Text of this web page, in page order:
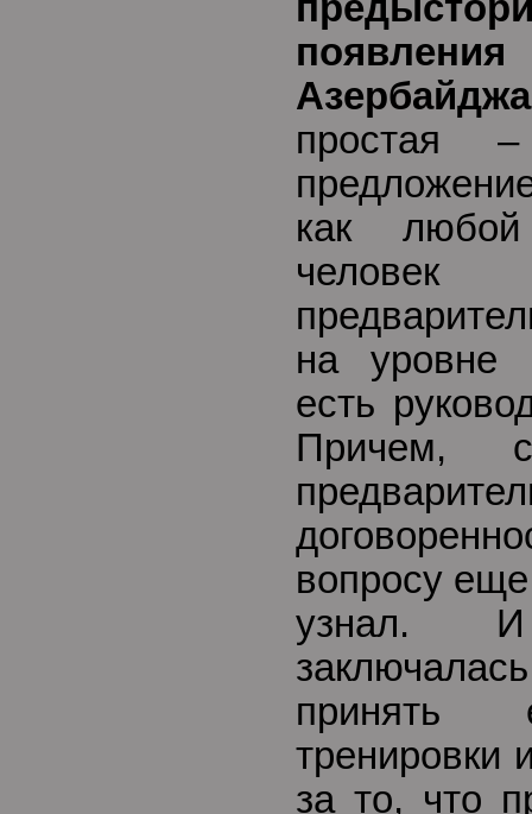
простая
как любой
на уровне
есть
Причем,
вопросу
узнал.
принять
тренировки
за то, что